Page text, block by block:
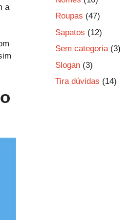
a
Roupas (47)
Sapatos (12)
Sem categoria(3)
Slogan (3)
Tira dúvidas (14)